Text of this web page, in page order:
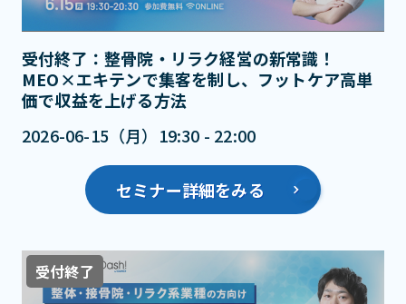
受付終了：整骨院・リラク経営の新常識！
MEO×エキテンで集客を制し、フットケア高単
価で収益を上げる方法
2026-06-15（月）19:30 - 22:00
セミナー詳細をみる